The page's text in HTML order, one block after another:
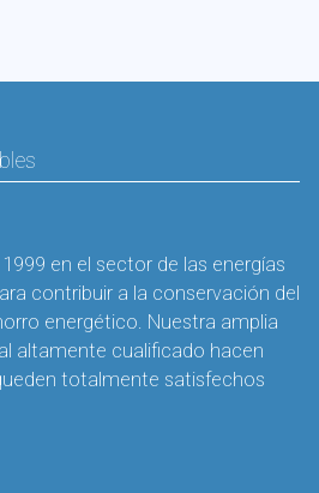
en el sector de las energías
contribuir a la conservación del
energético. Nuestra amplia
altamente cualificado hacen
totalmente satisfechos